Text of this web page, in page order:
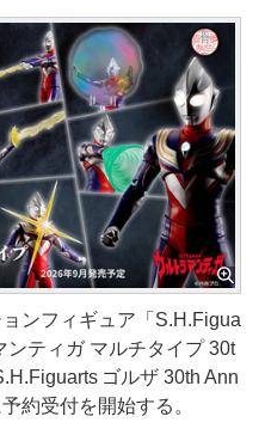
ンフィギュア「S.H.Figua
ンティガ マルチタイプ 30t
ゴルザ 30th Ann
約受付を開始する。